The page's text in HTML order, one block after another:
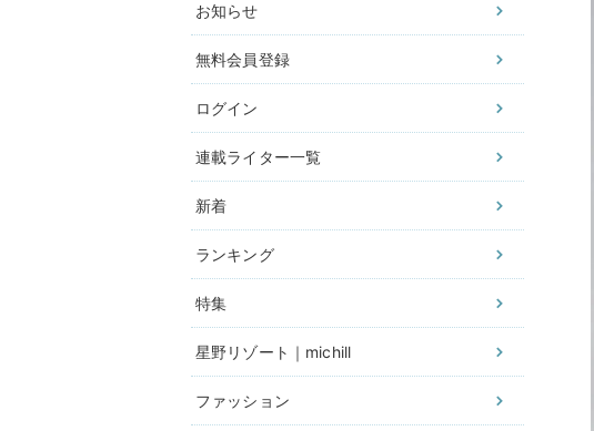
お知らせ
無料会員登録
ログイン
連載ライター一覧
新着
ランキング
特集
星野リゾート｜michill
ファッション